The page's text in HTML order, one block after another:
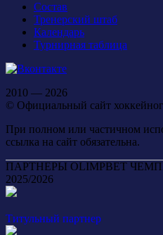
Состав
Тренерский штаб
Календарь
Турнирная таблица
2010 — 2026
© Официальный сайт
При полном или частичном
ссылка на сайт обязательна.
ПАРТНЕРЫ OLIMPBET
2025/2026
Титульный партнер